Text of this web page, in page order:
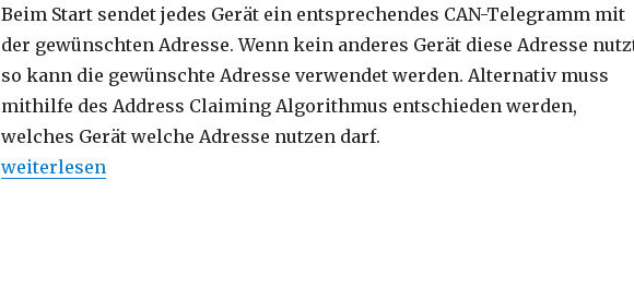
Beim Start sendet jedes Gerät ein entsprechendes CAN-Telegramm mit
der gewünschten Adresse. Wenn kein anderes Gerät diese Adresse
so kann die gewünschte Adresse verwendet werden. Alternativ muss
mithilfe des Address Claiming Algorithmus entschieden werden,
welches Gerät welche Adresse nutzen darf.
„J1939 Address Claiming“
weiterlesen